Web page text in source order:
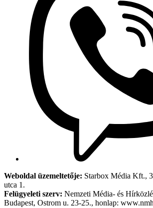
Weboldal üzemeltetője: Starbox Média Kft.,
utca 1.
Felügyeleti szerv: Nemzeti Média- és
Budapest, Ostrom u. 23-25., honlap: